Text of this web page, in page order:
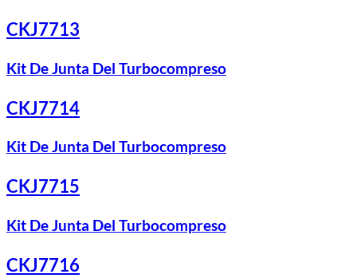
CKJ7713
Kit De Junta Del Turbocompreso
CKJ7714
Kit De Junta Del Turbocompreso
CKJ7715
Kit De Junta Del Turbocompreso
CKJ7716